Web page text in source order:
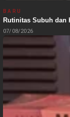
BARU
Rutinitas Subuh dan
07/08/2026